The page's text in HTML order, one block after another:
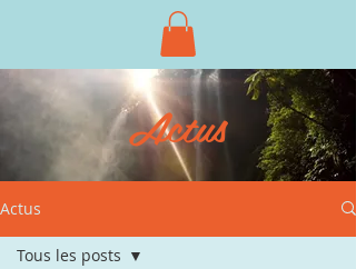
Actus
Actus
Tous les posts